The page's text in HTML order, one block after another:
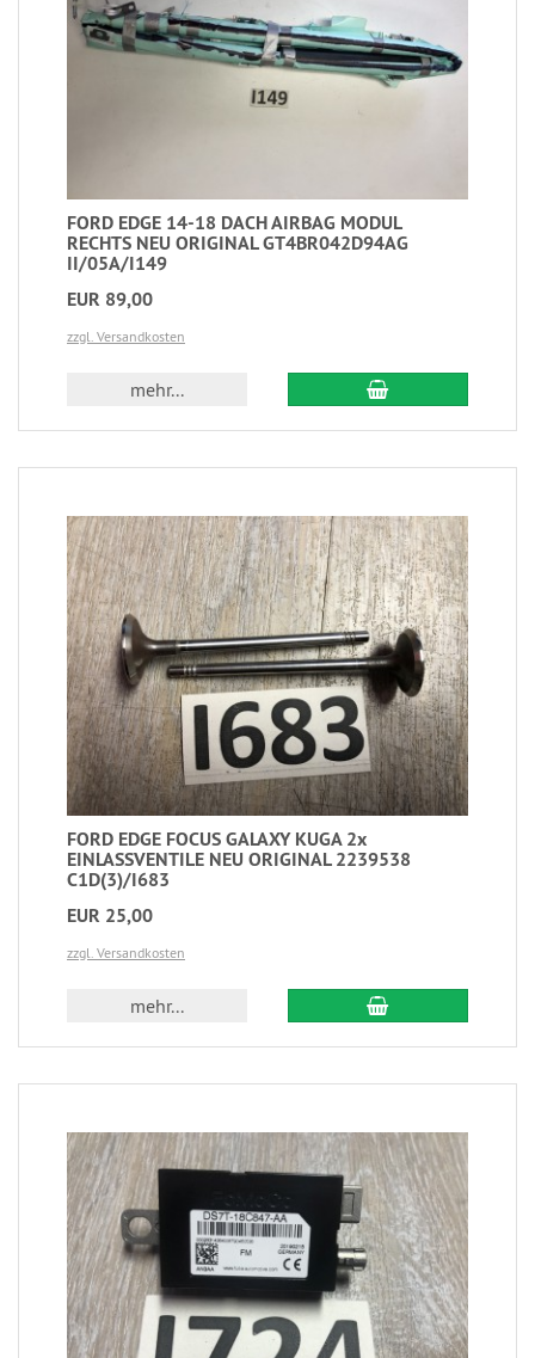
FORD EDGE 14-18 DACH AIRBAG MODUL
RECHTS NEU ORIGINAL GT4BR042D94AG
II/05A/I149
EUR 89,00
zzgl. Versandkosten
mehr...
FORD EDGE FOCUS GALAXY KUGA 2x
EINLASSVENTILE NEU ORIGINAL 2239538
C1D(3)/I683
EUR 25,00
zzgl. Versandkosten
mehr...